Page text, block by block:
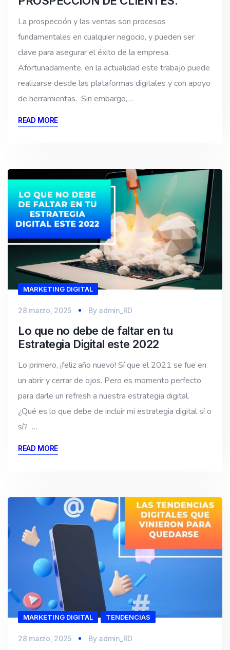
La prospección y las ventas son procesos
fundamentales en cualquier negocio, y pueden ser
clave para asegurar el éxito de la empresa.
Afortunadamente, en la actualidad este trabajo puede
realizarse desde las plataformas digitales y con apoyo
de herramientas. Sin embargo,…
READ MORE
MARKETING DIGITAL
28 marzo, 2025 By admin_RD
Lo que no debe de faltar en tu
Estrategia Digital este 2022
Lo primero, ¡feliz año nuevo! Sí que el 2021 se fue en
un abrir y cerrar de ojos. Pero es momento perfecto
para darle un refresh a nuestra estrategia digital.
¿Qué es lo que debe de incluir mi estrategia digital sí o
sí? …
READ MORE
MARKETING DIGITAL TENDENCIAS
28 marzo, 2025 By admin_RD